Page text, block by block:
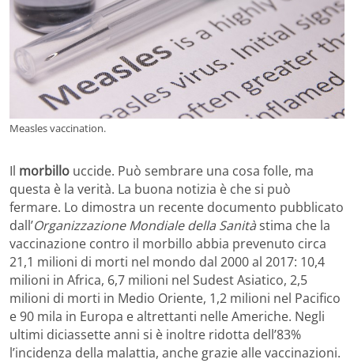
Measles vaccination.
Il morbillo uccide. Può sembrare una cosa folle, ma
questa è la verità. La buona notizia è che si può
fermare. Lo dimostra un recente documento pubblicato
dall’Organizzazione Mondiale della Sanitàstima che la
vaccinazione contro il morbillo abbia prevenuto circa
21,1 milioni di morti nel mondo dal 2000 al 2017: 10,4
milioni in Africa, 6,7 milioni nel Sudest Asiatico, 2,5
milioni di morti in Medio Oriente, 1,2 milioni nel Pacifico
e 90 mila in Europa e altrettanti nelle Americhe. Negli
ultimi diciassette anni si è inoltre ridotta dell’83%
l’incidenza della malattia, anche grazie alle vaccinazioni.